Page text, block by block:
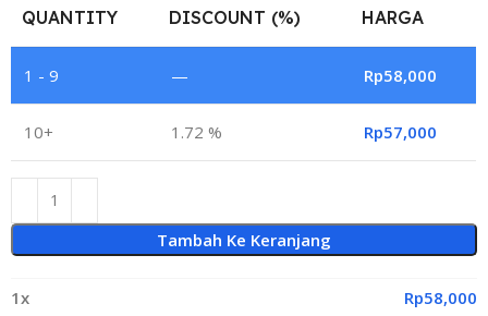
QUANTITY DISCOUNT (%) HARGA
1 - 9 — Rp58,000
10+ 1.72 % Rp57,000
Tambah Ke Keranjang
1x Rp58,000